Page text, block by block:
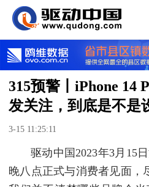
315预警丨iPhone 14
发关注，到底是不是
3-15 11:25:11
驱动中国2023年3月15
晚八点正式与消费者见面，